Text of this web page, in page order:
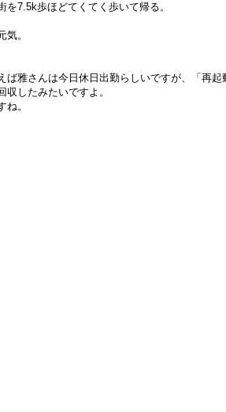
を7.5k歩ほどてくてく歩いて帰る。
気。
ば雅さんは今日休日出勤らしいですが、「再
収したみたいですよ。
ね。